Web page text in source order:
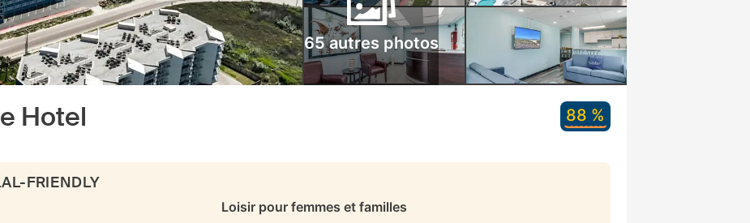
65 autres photos
Hotel 88 %
FRIENDLY
Loisir pour femmes et familles